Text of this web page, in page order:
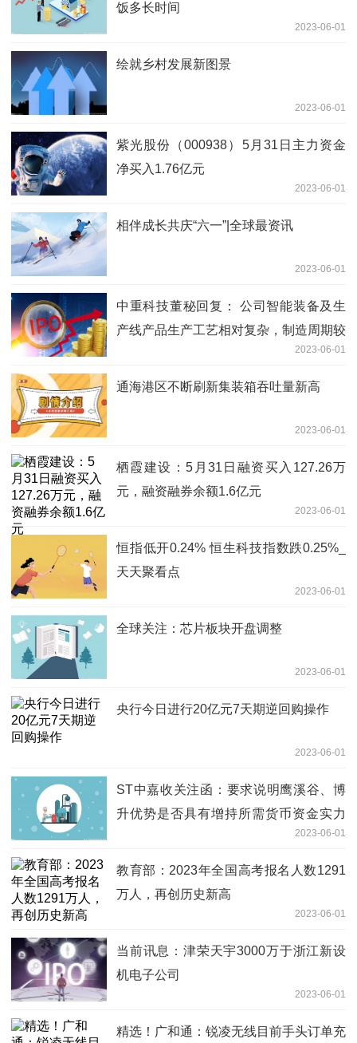
饭多长时间
2023-06-01
绘就乡村发展新图景
2023-06-01
紫光股份（000938）5月31日主力资金
净买入1.76亿元
2023-06-01
相伴成长共庆“六一”|全球最资讯
2023-06-01
中重科技董秘回复： 公司智能装备及生
产线产品生产工艺相对复杂，制造周期较
长，核心设备在公司场地内组织生产2023-06-01
通海港区不断刷新集装箱吞吐量新高
2023-06-01
栖霞建设：5月31日融资买入127.26万
元，融资融券余额1.6亿元
2023-06-01
恒指低开0.24% 恒生科技指数跌0.25%_
天天聚看点
2023-06-01
全球关注：芯片板块开盘调整
2023-06-01
央行今日进行20亿元7天期逆回购操作
2023-06-01
ST中嘉收关注函：要求说明鹰溪谷、博
升优势是否具有增持所需货币资金实力
2023-06-01
教育部：2023年全国高考报名人数1291
万人，再创历史新高
2023-06-01
当前讯息：津荣天宇3000万于浙江新设
机电子公司
2023-06-01
精选！广和通：锐凌无线目前手头订单充